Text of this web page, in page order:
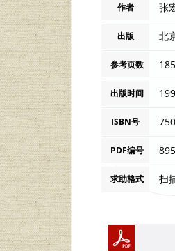
作者 张
出版 北
参考页数 185
出版时间
ISBN号
PDF编号
求助格式 扫